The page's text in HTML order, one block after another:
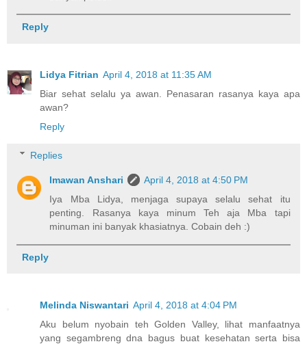
Reply
Lidya Fitrian April 4, 2018 at 11:35 AM
Biar sehat selalu ya awan. Penasaran rasanya kaya apa
awan?
Reply
Replies
Imawan Anshari
April 4, 2018 at 4:50 PM
Iya Mba Lidya, menjaga supaya selalu sehat itu
penting. Rasanya kaya minum Teh aja Mba tapi
minuman ini banyak khasiatnya. Cobain deh :)
Reply
Melinda Niswantari April 4, 2018 at 4:04 PM
Aku belum nyobain teh Golden Valley, lihat manfaatnya
yang segambreng dna bagus buat kesehatan serta bisa